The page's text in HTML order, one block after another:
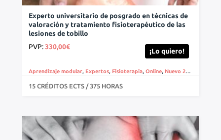
Experto universitario de posgrado en técnicas de
valoración y tratamiento fisioterapéutico de las
lesiones de tobillo
PVP: 330,00€
¡Lo quiero!
Aprendizaje modular, Expertos, Fisioterapia, Online, Nuevo 2025
15 CRÉDITOS ECTS / 375 HORAS